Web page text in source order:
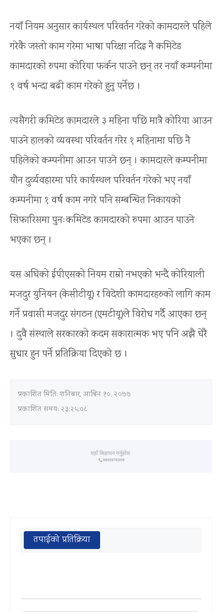
नयाँ नियम अनुसार कार्यस्थल परिवर्तन गरेको कामदारले पहिले
गरेकै जस्तो काम गरेमा भाषा परिक्षा नदिइ नै कमिटेड
कामदारको रुपमा कोरिया फर्कन पाउने छन् तर नयाँ कम्पनीमा
१ वर्ष भन्दा बढी काम गरेको हुनु पर्नेछ ।
त्यसैगरी कमिटेड कामदारले ३ महिना पछि मात्रै कोरिया आउन
पाउने हालको व्यवस्था परिवर्तन गरेर १ महिनामा पछि नै
पहिलेको कम्पनीमा आउन पाउने छन् । कामदारले कम्पनीमा
यौन दुर्व्यवहारमा परि कार्यस्थल परिवर्तन गरेको भए नयाँ
कम्पनीमा १ वर्ष काम नगरे पनि सम्बन्धित निकायको
सिफारिसमा पुनःकमिटेड कामदारको रुपमा आउन पाउने
भएका छन् ।
यस अघिको ईपीएसको नियम राम्रो नभएको भन्दै कोरियाली
मजदुर युनियन (केसीटीयू) र विदेशी कामदारहरुको लागि काम
गर्ने प्रवासी मजदुर संगठन (एमटीयू)ले विरोध गर्दै आएका छन्
। दुवै संस्थाले सरकारको कदम सकारात्मक भए पनि अझै धेरै
सुधार हुन पर्ने प्रतिक्रिया दिएको छ ।
प्रकाशित मिति:शनिबार, आश्विन १०, २०७७
प्रकाशित समय: २३:२५:०८
तपाईको प्रतिक्रिया